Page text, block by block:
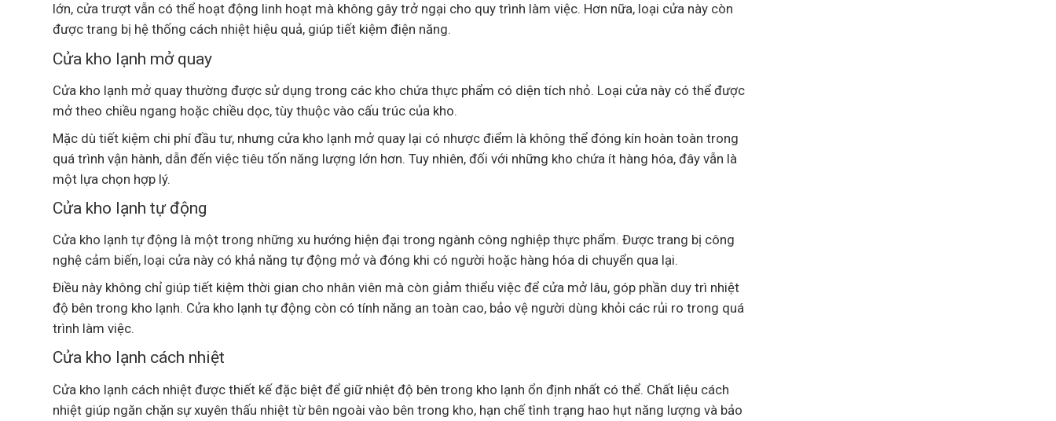
lớn, cửa trượt vẫn có thể hoạt động linh hoạt mà không gây trở ngại cho quy trình làm việc. Hơn nữa, loại cửa này còn
được trang bị hệ thống cách nhiệt hiệu quả, giúp tiết kiệm điện năng.
Cửa kho lạnh mở quay
Cửa kho lạnh mở quay thường được sử dụng trong các kho chứa thực phẩm có diện tích nhỏ. Loại cửa này có thể được
mở theo chiều ngang hoặc chiều dọc, tùy thuộc vào cấu trúc của kho.
Mặc dù tiết kiệm chi phí đầu tư, nhưng cửa kho lạnh mở quay lại có nhược điểm là không thể đóng kín hoàn toàn trong
quá trình vận hành, dẫn đến việc tiêu tốn năng lượng lớn hơn. Tuy nhiên, đối với những kho chứa ít hàng hóa, đây vẫn là
một lựa chọn hợp lý.
Cửa kho lạnh tự động
Cửa kho lạnh tự động là một trong những xu hướng hiện đại trong ngành công nghiệp thực phẩm. Được trang bị công
nghệ cảm biến, loại cửa này có khả năng tự động mở và đóng khi có người hoặc hàng hóa di chuyển qua lại.
Điều này không chỉ giúp tiết kiệm thời gian cho nhân viên mà còn giảm thiểu việc để cửa mở lâu, góp phần duy trì nhiệt
độ bên trong kho lạnh. Cửa kho lạnh tự động còn có tính năng an toàn cao, bảo vệ người dùng khỏi các rủi ro trong quá
trình làm việc.
Cửa kho lạnh cách nhiệt
Cửa kho lạnh cách nhiệt được thiết kế đặc biệt để giữ nhiệt độ bên trong kho lạnh ổn định nhất có thể. Chất liệu cách
nhiệt giúp ngăn chặn sự xuyên thấu nhiệt từ bên ngoài vào bên trong kho, hạn chế tình trạng hao hụt năng lượng và bảo